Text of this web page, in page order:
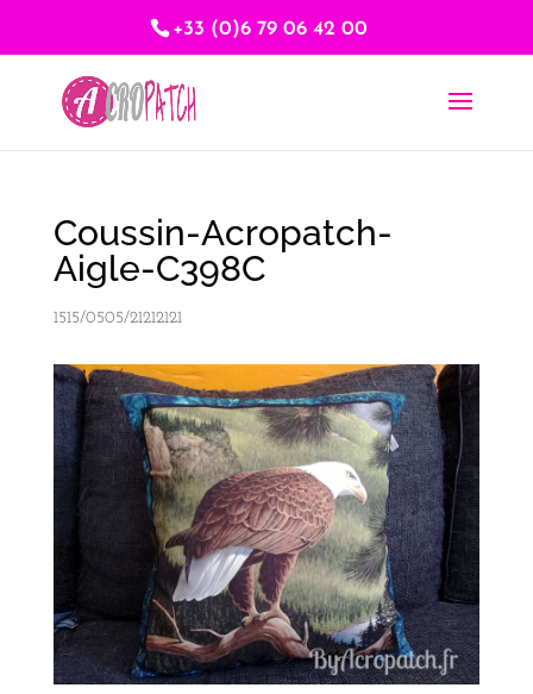
+33 (0)6 79 06 42 00
Coussin-Acropatch-
Aigle-C398C
1515/0505/21212121